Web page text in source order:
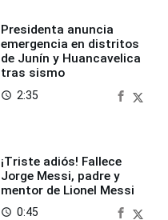
Presidenta anuncia
emergencia en distritos
de Junín y Huancavelica
tras sismo
access_time 2:35
¡Triste adiós! Fallece
Jorge Messi, padre y
mentor de Lionel Messi
access_time 0:45